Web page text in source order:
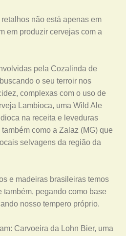
não está apenas em
em produzir cervejas com a
pela Cozalinda de
o seu terroir nos
complexas com o uso de
Lambioca, uma Wild Ale
na receita e leveduras
como a Zalaz (MG) que
selvagens da região da
e madeiras brasileiras temos
pegando como base
nosso tempero próprio.
Carvoeira da Lohn Bier, uma